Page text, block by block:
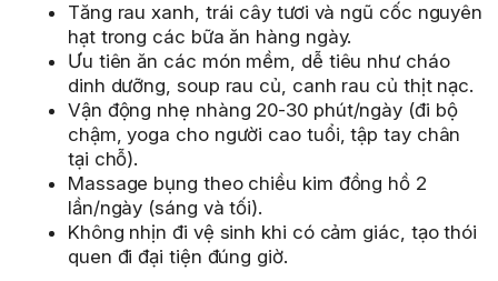
Tăng rau xanh, trái cây tươi và ngũ cốc nguyên
hạt trong các bữa ăn hàng ngày.
Ưu tiên ăn các món mềm, dễ tiêu như cháo
dinh dưỡng, soup rau củ, canh rau củ thịt nạc.
Vận động nhẹ nhàng 20-30 phút/ngày (đi bộ
chậm, yoga cho người cao tuổi, tập tay chân
tại chỗ).
Massage bụng theo chiều kim đồng hồ 2
lần/ngày (sáng và tối).
Không nhịn đi vệ sinh khi có cảm giác, tạo thói
quen đi đại tiện đúng giờ.